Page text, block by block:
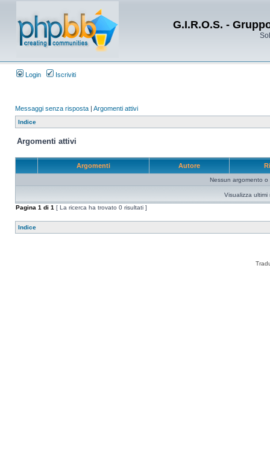
G.I.R.O.S. -
Login Iscriviti
Messaggi senza risposta | Argomenti attivi
Indice
Argomenti attivi
Argomenti Autore
Nessun argomento o
Visualizza ultimi
Pagina 1 di 1 [ La ricerca ha trovato 0 risultati ]
Indice